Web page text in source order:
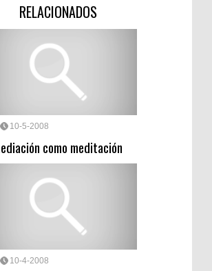
RELACIONADOS
10-5-2008
como meditación
10-4-2008